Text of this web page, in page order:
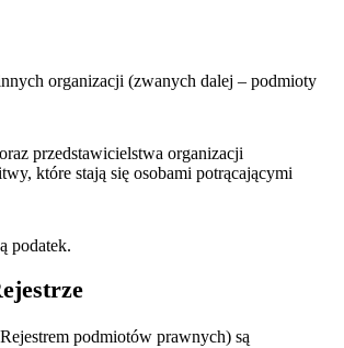
organizacji (zwanych dalej – podmioty
przedstawicielstwa organizacji
które stają się osobami potrącającymi
podatek.
podmiotów prawnych) są